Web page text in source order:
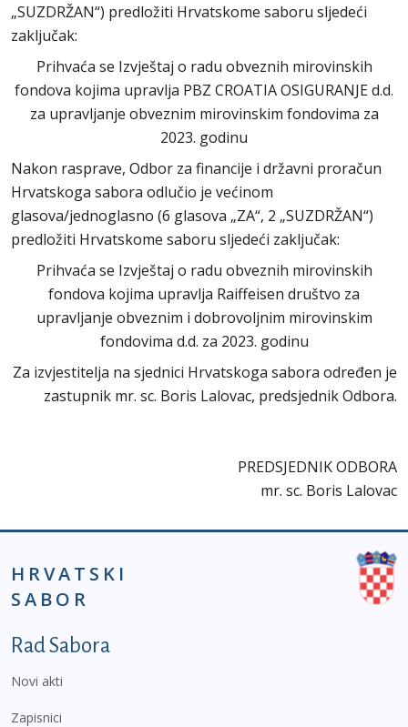
„SUZDRŽAN“) predložiti Hrvatskome saboru sljedeći
zaključak:
Prihvaća se Izvještaj o radu obveznih mirovinskih
fondova kojima upravlja PBZ CROATIA OSIGURANJE d.d.
za upravljanje obveznim mirovinskim fondovima za
2023. godinu
Nakon rasprave, Odbor za financije i državni proračun
Hrvatskoga sabora odlučio je većinom
glasova/jednoglasno (6 glasova „ZA“, 2 „SUZDRŽAN“)
predložiti Hrvatskome saboru sljedeći zaključak:
Prihvaća se Izvještaj o radu obveznih mirovinskih
fondova kojima upravlja Raiffeisen društvo za
upravljanje obveznim i dobrovoljnim mirovinskim
fondovima d.d. za 2023. godinu
Za izvjestitelja na sjednici Hrvatskoga sabora određen je
zastupnik mr. sc. Boris Lalovac, predsjednik Odbora.
PREDSJEDNIK ODBORA
mr. sc. Boris Lalovac
HRVATSKI
SABOR
Podnožje prvi izbornik
Rad Sabora
Novi akti
Zapisnici